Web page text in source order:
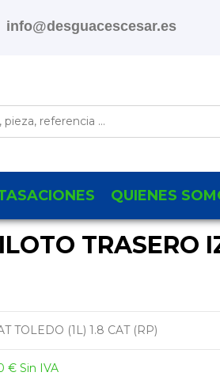
info@desguacescesar.es
QUIENES
TRASERO
TOLEDO (1L) 1.8 CAT (RP)
€ Sin IVA